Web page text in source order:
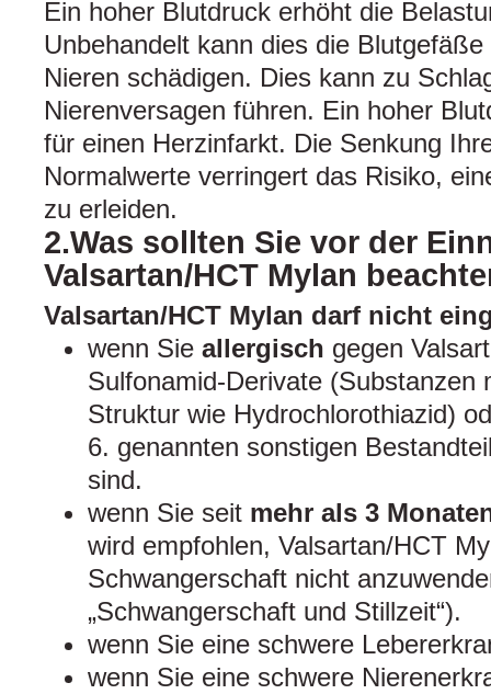
Ein hoher Blutdruck erhöht die
Unbehandelt kann dies die
Nieren schädigen. Dies kann zu
Nierenversagen führen. Ein hoher
für einen Herzinfarkt. Die Senkung
Normalwerte verringert das Risiko,
zu erleiden.
2.Was sollten Sie vor der
Valsartan/HCT Mylan
Valsartan/HCT Mylan darf nicht
wenn Sie allergisch gegen
Sulfonamid-Derivate (Substanzen
Struktur wie Hydrochlorothiazid)
6. genannten sonstigen
sind.
wenn Sie seit mehr als 3
wird empfohlen, Valsartan/HCT
Schwangerschaft nicht
„Schwangerschaft und Stillzeit“).
wenn Sie eine schwere
wenn Sie eine schwere